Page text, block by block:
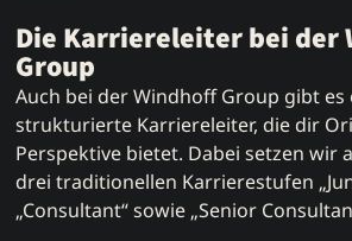
Die Karriereleiter bei der
Group
Auch bei der Windhoff Group gibt es
strukturierte Karriereleiter, die dir
Perspektive bietet. Dabei setzen wir
drei traditionellen Karrierestufen
„Consultant“ sowie „Senior